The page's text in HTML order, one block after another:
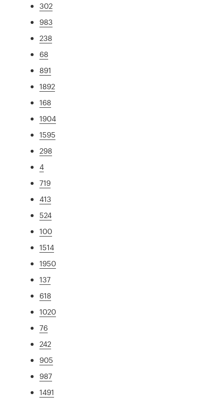
302
983
238
68
891
1892
168
1904
1595
298
4
719
413
524
100
1514
1950
137
618
1020
76
242
905
987
1491